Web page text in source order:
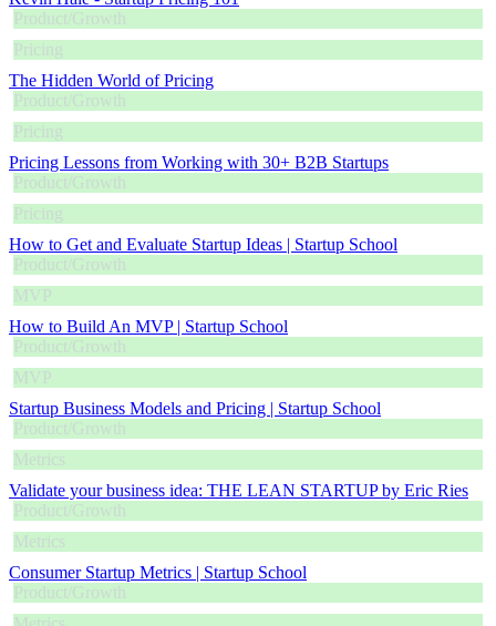
Product/Growth
Pricing
The Hidden World of Pricing
Product/Growth
Pricing
Pricing Lessons from Working with 30+ B2B Startups
Product/Growth
Pricing
How to Get and Evaluate Startup Ideas | Startup School
Product/Growth
MVP
How to Build An MVP | Startup School
Product/Growth
MVP
Startup Business Models and Pricing | Startup School
Product/Growth
Metrics
Validate your business idea: THE LEAN STARTUP by Eric Ries
Product/Growth
Metrics
Consumer Startup Metrics | Startup School
Product/Growth